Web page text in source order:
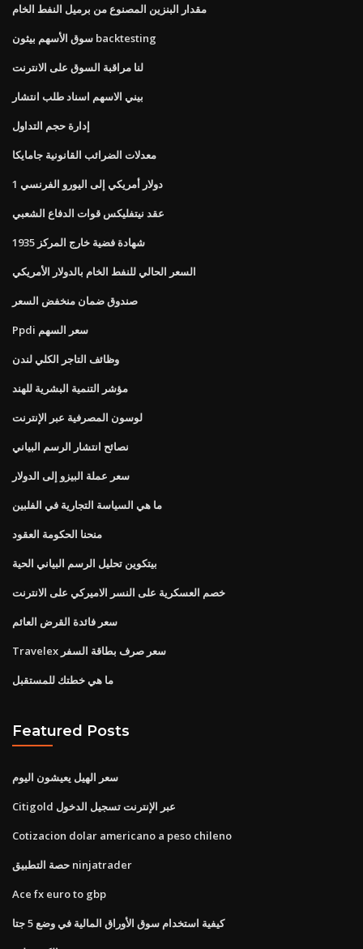
مقدار البنزين المصنوع من برميل النفط الخام
سوق الأسهم بيثون backtesting
لنا مراقبة السوق على الانترنت
بيني الاسهم اسناد طلب انتشار
إدارة حجم التداول
معدلات الضرائب القانونية جامايكا
1 دولار أمريكي إلى اليورو الفرنسي
عقد نيتفليكس قوات الدفاع الشعبي
1935 شهادة فضية خارج المركز
السعر الحالي للنفط الخام بالدولار الأمريكي
صندوق ضمان منخفض السعر
Ppdi سعر السهم
وظائف التاجر الكلي لندن
مؤشر التنمية البشرية للهند
لوسون المصرفية عبر الإنترنت
نصائح انتشار الرسم البياني
سعر عملة البيزو إلى الدولار
ما هي السياسة التجارية في الفلبين
منحنا الحكومة العقود
بيتكوين تحليل الرسم البياني الحية
خصم العسكرية على النسر الاميركي على الانترنت
سعر فائدة القرض العائم
Travelex سعر صرف بطاقة السفر
ما هي خطتك للمستقبل
Featured Posts
سعر الهيل يعيشون اليوم
Citigold عبر الإنترنت تسجيل الدخول
Cotizacion dolar americano a peso chileno
حصة التطبيق ninjatrader
Ace fx euro to gbp
كيفية استخدام سوق الأوراق المالية في وضع 5 جتا